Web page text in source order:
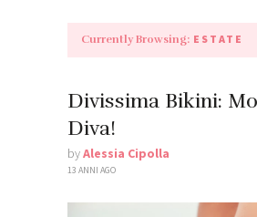
Currently Browsing: ESTATE
Divissima Bikini:
Diva!
byAlessia Cipolla
13 ANNI AGO